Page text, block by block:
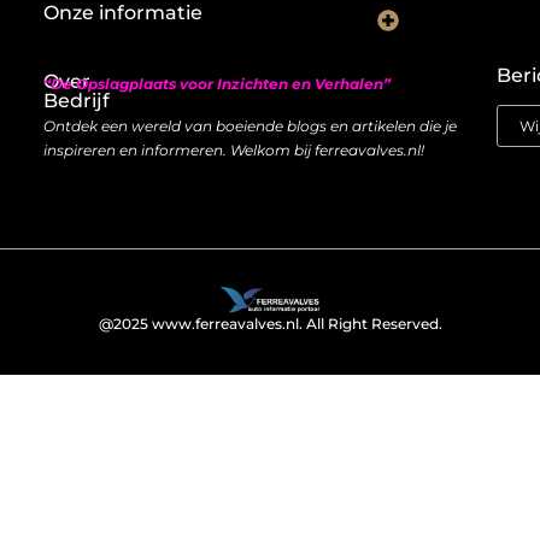
Over
Bedrijf
“De Opslagplaats voor Inzichten en Verhalen”
Ontdek een wereld van boeiende blogs en artikelen die je
inspireren en informeren. Welkom bij ferreavalves.nl!
Onze informatie
@2025 www.ferreavalves.nl. All Right Reserved.